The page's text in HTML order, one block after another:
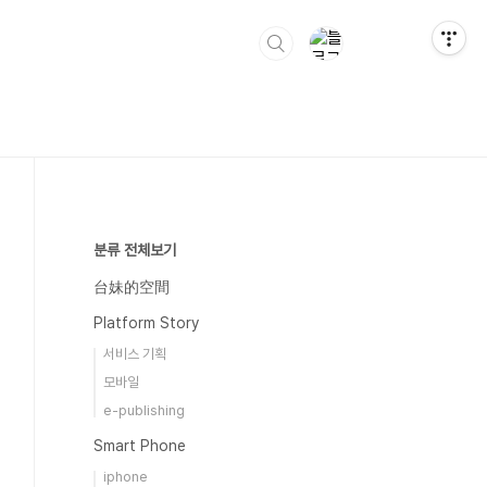
분류 전체보기
台妹的空間
Platform Story
서비스 기획
모바일
e-publishing
Smart Phone
iphone